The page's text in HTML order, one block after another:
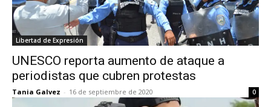
Libertad de Expresión
UNESCO reporta aumento de ataque a
periodistas que cubren protestas
Tania Galvez - 16 de septiembre de 2020 0